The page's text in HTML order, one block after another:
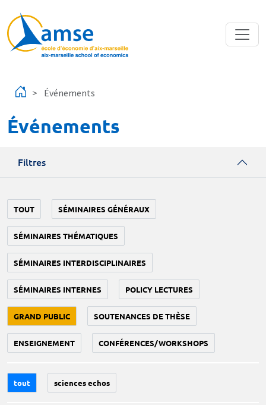
Événements
Événements
Filtres
TOUT SÉMINAIRES GÉNÉRAUX
SÉMINAIRES THÉMATIQUES
SÉMINAIRES INTERDISCIPLINAIRES
SÉMINAIRES INTERNES POLICY LECTURES
GRAND PUBLIC SOUTENANCES DE THÈSE
ENSEIGNEMENT CONFÉRENCES/WORKSHOPS
tout sciences echos